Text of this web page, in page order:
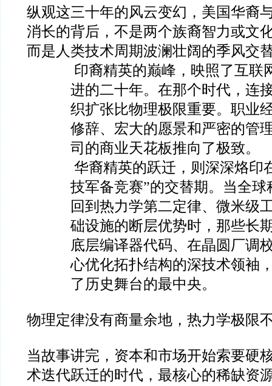
纵观这三十年的风云变幻，美国华裔
消长的背后，不是两个族裔智力或文
而是人类技术周期波澜壮阔的季风交
印裔精英的巅峰，映照了互联
进的二十年。在那个时代，连
织扩张比物理极限重要。职业
修辞、宏大的愿景和严密的管
司的商业天花板推向了极致。
华裔精英的跃迁，则深深烙印
技军备竞赛”的交替期。当全
回到热力学第二定律、微米级
础设施的断层优势时，那些长
底层编译器代码、在晶圆厂调
心优化拓扑结构的深技术领袖
了历史舞台的最中央。
物理定律没有商量余地，热力学极限
当故事讲完，资本和市场开始索要硬
术迭代跃迁的时代，最核心的稀缺资